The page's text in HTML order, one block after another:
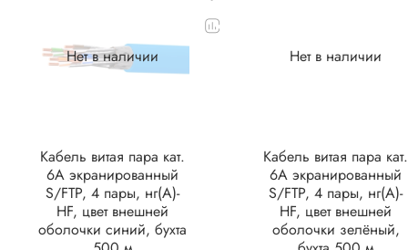
Нет в наличии
Кабель витая пара кат.
6А экранированный
S/FTP, 4 пары, нг(А)-
HF, цвет внешней
оболочки синий, бухта
Нет в наличии
Кабель витая пара кат.
6А экранированный
S/FTP, 4 пары, нг(А)-
HF, цвет внешней
оболочки зелёный,